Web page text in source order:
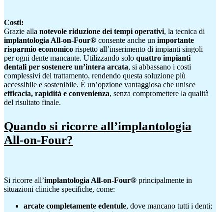
Costi:
Grazie alla notevole riduzione dei tempi operativi, la tecnica di
implantologia All-on-Four® consente anche un importante
risparmio economico rispetto all’inserimento di impianti singoli
per ogni dente mancante. Utilizzando solo quattro impianti
dentali per sostenere un’intera arcata, si abbassano i costi
complessivi del trattamento, rendendo questa soluzione più
accessibile e sostenibile. È un’opzione vantaggiosa che unisce
efficacia, rapidità e convenienza, senza compromettere la qualità
del risultato finale.
Quando si ricorre all’implantologia
All-on-Four?
Si ricorre all’implantologia All-on-Four® principalmente in
situazioni cliniche specifiche, come:
arcate completamente edentule, dove mancano tutti i denti;